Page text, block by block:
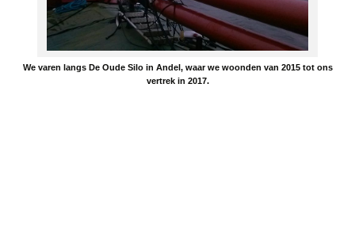
We varen langs De Oude Silo in Andel, waar we woonden van 2015 tot ons
vertrek in 2017.